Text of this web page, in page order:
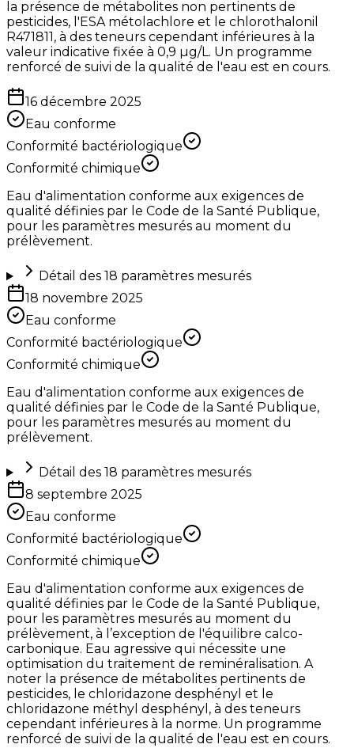
la présence de métabolites non pertinents de
pesticides, l'ESA métolachlore et le chlorothalonil
R471811, à des teneurs cependant inférieures à la
valeur indicative fixée à 0,9 µg/L. Un programme
renforcé de suivi de la qualité de l'eau est en cours.
16 décembre 2025
Eau conforme
Conformité bactériologique
Conformité chimique
Eau d'alimentation conforme aux exigences de
qualité définies par le Code de la Santé Publique,
pour les paramètres mesurés au moment du
prélèvement.
Détail des 18 paramètres mesurés
18 novembre 2025
Eau conforme
Conformité bactériologique
Conformité chimique
Eau d'alimentation conforme aux exigences de
qualité définies par le Code de la Santé Publique,
pour les paramètres mesurés au moment du
prélèvement.
Détail des 18 paramètres mesurés
8 septembre 2025
Eau conforme
Conformité bactériologique
Conformité chimique
Eau d'alimentation conforme aux exigences de
qualité définies par le Code de la Santé Publique,
pour les paramètres mesurés au moment du
prélèvement, à l’exception de l'équilibre calco-
carbonique. Eau agressive qui nécessite une
optimisation du traitement de reminéralisation. A
noter la présence de métabolites pertinents de
pesticides, le chloridazone desphényl et le
chloridazone méthyl desphényl, à des teneurs
cependant inférieures à la norme. Un programme
renforcé de suivi de la qualité de l'eau est en cours.